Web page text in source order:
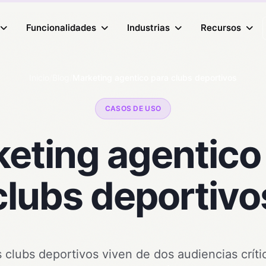
Funcionalidades Industrias Recursos
Funcionalidades Industrias Recursos
CASOS DE USO
clubs deportivos viven de dos audiencias